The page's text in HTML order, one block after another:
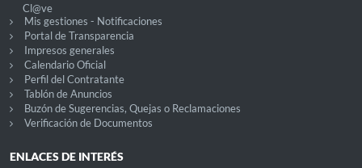
Cl@ve
Mis gestiones - Notificaciones
Portal de Transparencia
Impresos generales
Calendario Oficial
Perfil del Contratante
Tablón de Anuncios
Buzón de Sugerencias, Quejas o Reclamaciones
Verificación de Documentos
ENLACES DE INTERÉS